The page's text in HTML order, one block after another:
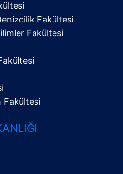
Fakültesi
Fakültesi
Fakültesi